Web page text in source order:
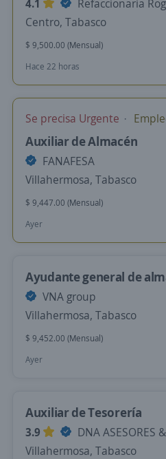
4.1
Refaccionaria
Centro, Tabasco
$ 9,500.00 (Mensual)
Hace 22 horas
Se precisa Urgente
Auxiliar de Almacén
FANAFESA
Villahermosa, Tabasco
$ 9,447.00 (Mensual)
Ayer
Ayudante general de
VNA group
Villahermosa, Tabasco
$ 9,452.00 (Mensual)
Ayer
Auxiliar de Tesorería
3.9
DNA ASESORES
Villahermosa, Tabasco